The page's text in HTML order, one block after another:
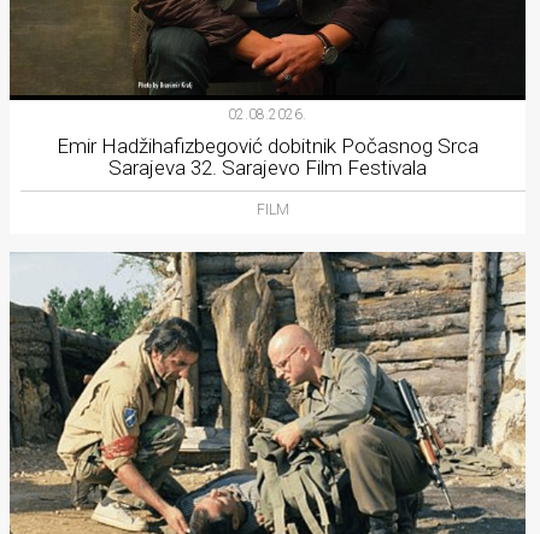
02.08.2026.
Emir Hadžihafizbegović dobitnik Počasnog Srca
Sarajeva 32. Sarajevo Film Festivala
FILM